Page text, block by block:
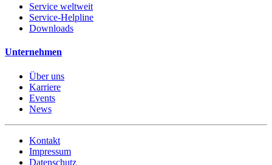
Service weltweit
Service-Helpline
Downloads
Unternehmen
Über uns
Karriere
Events
News
Kontakt
Impressum
Datenschutz